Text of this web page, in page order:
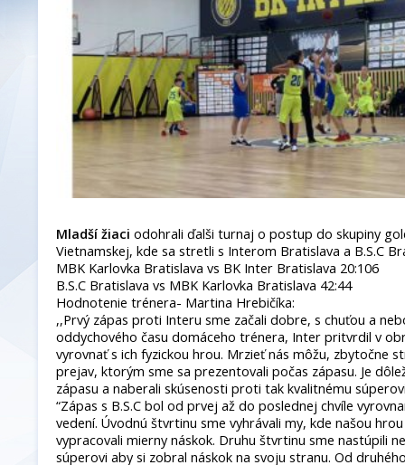
Mladší žiaci odohrali ďalši turnaj o postup do skupiny
Vietnamskej, kde sa stretli s Interom Bratislava a B.S.C
MBK Karlovka Bratislava vs BK Inter Bratislava 20:106
B.S.C Bratislava vs MBK Karlovka Bratislava 42:44
Hodnotenie trénera- Martina Hrebičíka:
,,Prvý zápas proti Interu sme začali dobre, s chuťou a
oddychového času domáceho trénera, Inter pritvrdil v
vyrovnať s ich fyzickou hrou. Mrzieť nás môžu, zbytočne
prejav, ktorým sme sa prezentovali počas zápasu. Je
zápasu a naberali skúsenosti proti tak kvalitnému
“Zápas s B.S.C bol od prvej až do poslednej chvíle
vedení. Úvodnú štvrtinu sme vyhrávali my, kde našou
vypracovali mierny náskok. Druhu štvrtinu sme nastúpili
súperovi aby si zobral náskok na svoju stranu. Od